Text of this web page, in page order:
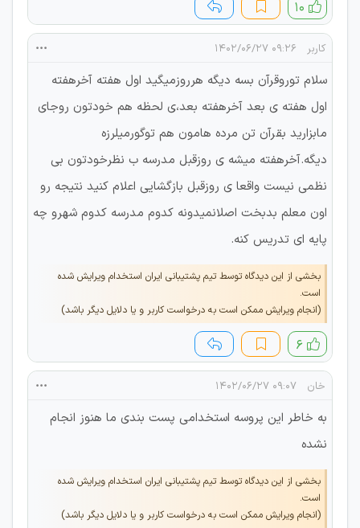
۱۰
کاربر ۰۹:۲۶ ۱۴۰۲/۰۶/۲۷
سلام توروقرآن بسه دیگه هرروزمیگید اول هفته آخرهفته
اول هفته ی بعد آخرهفته بعد،ی لحظه هم خودتون روجای
مابزارید بقرآن تن مرده هامون هم توگورمیلرزه
دیگه.آخرهفته میشه ی روزقبل مدرسه ب نظرخودتون بی
نظمی نیست واقعا ی روزقبل بازگشایی اعلام کنید نتیجه رو
اون معلم بدبخت اصلانمیدونه کدوم مدرسه کدوم شهرو چه
پایه ای تدریس کنه.
بخشی از این دیدگاه توسط تیم پشتیبانی ایران استخدام ویرایش شده
است.
(انجام ویرایش ممکن است به درخواست کاربر و یا دلایل دیگر باشد)
۶
خان ۰۹:۰۷ ۱۴۰۲/۰۶/۲۷
به خاطر این پروسه استخدامی پست بندی ما هنوز انجام
نشده
بخشی از این دیدگاه توسط تیم پشتیبانی ایران استخدام ویرایش شده
است.
(انجام ویرایش ممکن است به درخواست کاربر و یا دلایل دیگر باشد)